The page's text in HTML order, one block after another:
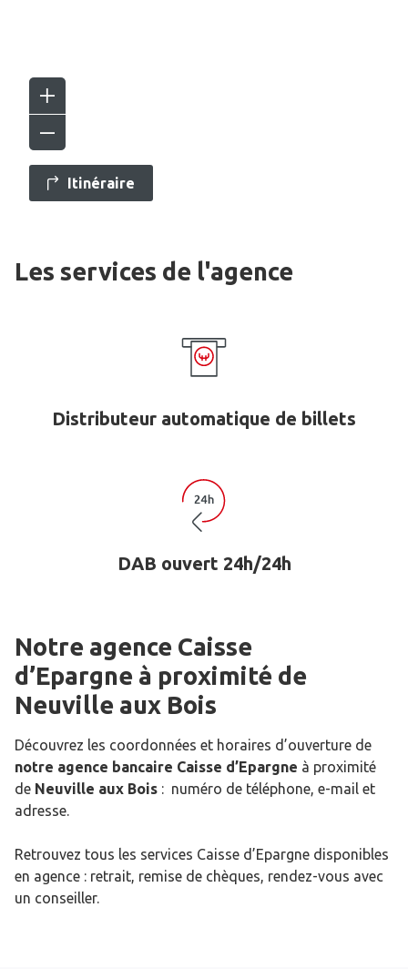
Itinéraire
Les services de l'agence
Distributeur automatique de billets
DAB ouvert 24h/24h
Notre agence Caisse
d’Epargne à proximité de
Neuville aux Bois
Découvrez les coordonnées et horaires d’ouverture de
notre agence bancaire Caisse d’Epargne à proximité
de Neuville aux Bois : numéro de téléphone, e-mail et
adresse.
Retrouvez tous les services Caisse d’Epargne disponibles
en agence : retrait, remise de chèques, rendez-vous avec
un conseiller.